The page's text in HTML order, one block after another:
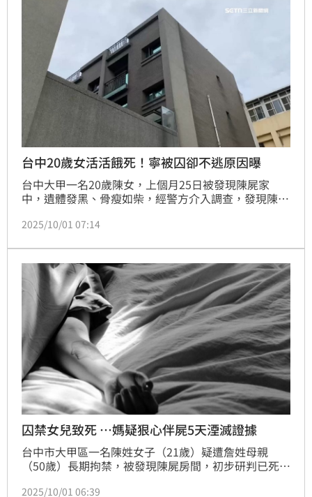
台中20歲女活活餓死！寧被囚卻不逃原因曝
台中大甲一名20歲陳女，上個月25日被發現陳屍家
中，遺體發黑、骨瘦如柴，經警方介入調查，發現陳女
餐」被活活餓死。據悉，陳女曾有逃跑紀錄，但被發現
一步，也因此即便餓得不行仍不敢求救，最終因營養不
良死亡。
2025/10/01 07:14
囚禁女兒致死 …媽疑狠心伴屍5天湮滅證據
台中市大甲區一名陳姓女子（21歲）疑遭詹姓母親
（50歲）長期拘禁，被發現陳屍房間，初步研判已死亡
2025/10/01 06:39